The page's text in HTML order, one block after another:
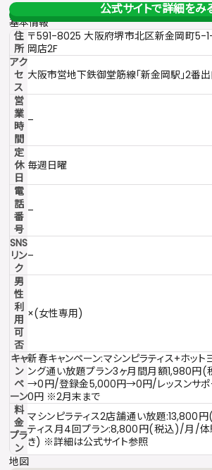
公式サイトで詳細をみ
基本情報
住
所
〒591-8025 大阪府堺市北区新金岡町5-
岡店2F
アク
セ
ス
大阪市営地下鉄御堂筋線「新金岡駅」2番
営
業
時
間
–
定
休
日
毎週日曜
電
話
番
号
–
SNS
リン
ク
–
男
性
利
用
可
否
×(女性専用)
キャ
ン
ペ
ーン
新春キャンペーン:マシンピラティス+ホッ
ング通い放題プラン3ヶ月間月額1,980
→0円/登録金5,000円→0円/レッスンサポ
0円 ※2月末まで
料
金
プラ
ン
マシンピラティス2店舗通い放題:13,800
ティス月4回プラン:8,800円(税込)/月/
き) ※詳細は公式サイト参照
地図